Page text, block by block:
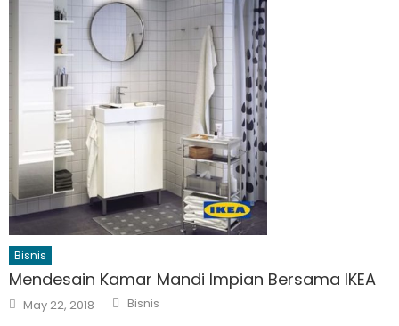
Bisnis
Mendesain Kamar Mandi Impian Bersama IKEA
Posted
on
May 22, 2018 Author
Bisnis